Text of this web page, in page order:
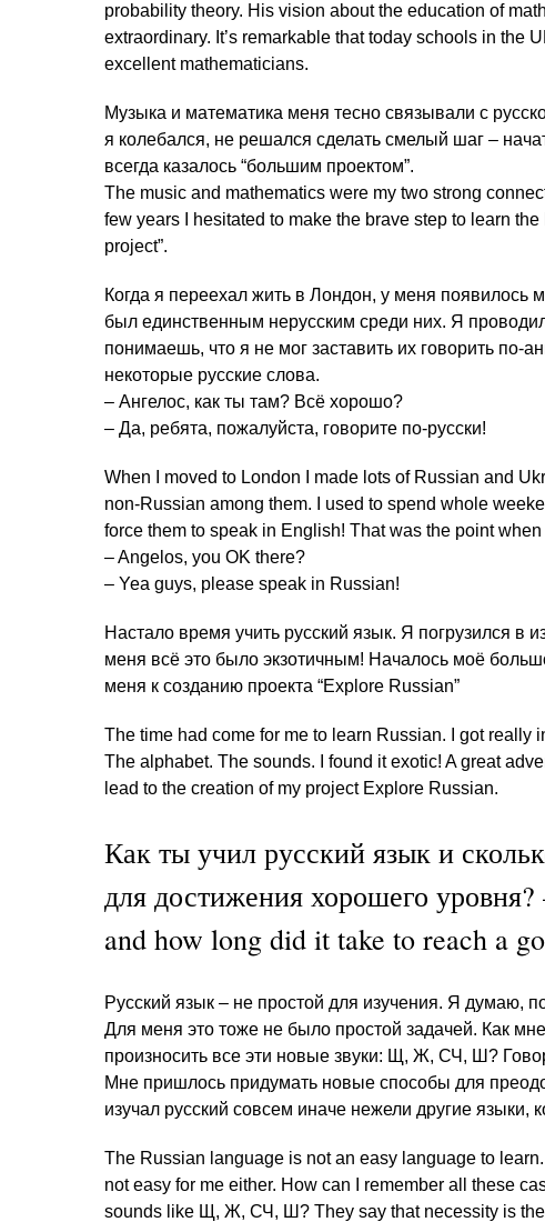
probability theory. His vision about the education of
extraordinary. It’s remarkable that today schools in the
excellent mathematicians.
Музыка и математика меня тесно связывали с
я колебался, не решался сделать смелый шаг –
всегда казалось “большим проектом”.
The music and mathematics were my two strong
few years I hesitated to make the brave step to learn
project”.
Когда я переехал жить в Лондон, у меня появилось
был единственным нерусским среди них. Я
понимаешь, что я не мог заставить их говорить по-
некоторые русские слова.
– Ангелос, как ты там? Всё хорошо?
– Да, ребята, пожалуйста, говорите по-русски!
When I moved to London I made lots of Russian and
non-Russian among them. I used to spend whole
force them to speak in English! That was the point
– Angelos, you OK there?
– Yea guys, please speak in Russian!
Настало время учить русский язык. Я погрузился в
меня всё это было экзотичным! Началось моё
меня к созданию проекта “Explore Russian”
The time had come for me to learn Russian. I got really
The alphabet. The sounds. I found it exotic! A great
lead to the creation of my project Explore Russian.
Как ты учил русский язык и
для достижения хорошего
and how long did it take to reach a
Русский язык – не простой для изучения. Я думаю,
Для меня это тоже не было простой задачей. Как
произносить все эти новые звуки: Щ, Ж, СЧ, Ш?
Мне пришлось придумать новые способы для
изучал русский совсем иначе нежели другие языки,
The Russian language is not an easy language to
not easy for me either. How can I remember all these
sounds like Щ, Ж, СЧ, Ш? They say that necessity is